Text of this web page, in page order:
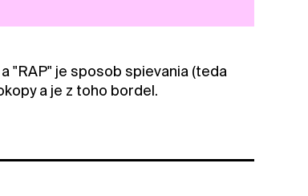
"RAP" je sposob spievania (teda
a je z toho bordel.